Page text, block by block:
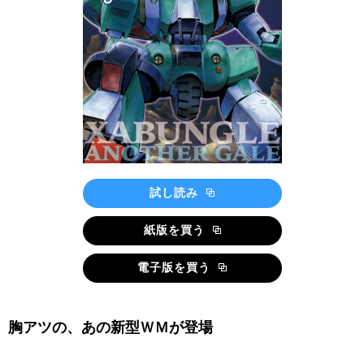
試し読み
紙版を買う
電子版を買う
胸アツの、あの新型ＷＭが登場